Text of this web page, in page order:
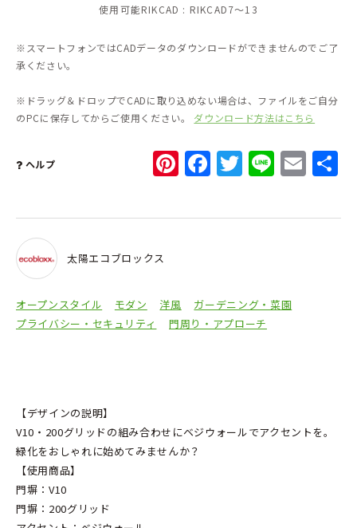
使用可能RIKCAD : RIKCAD7～13
※スマートフォンではCADデータのダウンロードができませんのでご了
承ください。
※ドラッグ＆ドロップでCADに取り込めない場合は、ファイルをご自分
のPCに保存してからご使用ください。 ダウンロード方法はこちら
ヘルプ Pinterest
Facebook
Twitter
Line
太陽エコブロックス
オープンスタイル モダン 洋風
ガーデニング・菜園
プライバシー・セキュリティ
門周り・アプローチ
【デザインの説明】
V10・200グリッドの組み合わせにベジウォールでアクセントを。
緑化をおしゃれに始めてみませんか？
【使用商品】
門塀：V10
門塀：200グリッド